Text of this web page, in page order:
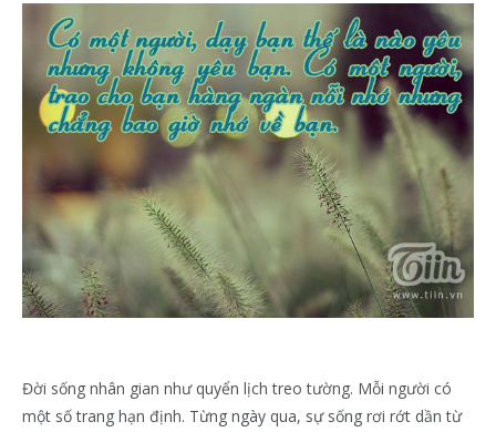
Đời sống nhân gian như quyển lịch treo tường. Mỗi người có
một số trang hạn định. Từng ngày qua, sự sống rơi rớt dần từ